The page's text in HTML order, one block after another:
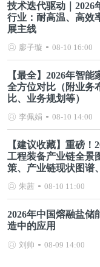
技术迭代驱动｜2026
行业：耐高温、高效
展主线
廖子璇 08-10 16:00
【最全】2026年智能
全方位对比（附业务
比、业务规划等）
李佩娟 08-10 14:00
【建议收藏】重磅！
工程装备产业链全景
策、产业链现状图谱
朱茜 08-10 11:00
2026年中国熔融盐储
造中的应用
刘帅 08-09 14:00